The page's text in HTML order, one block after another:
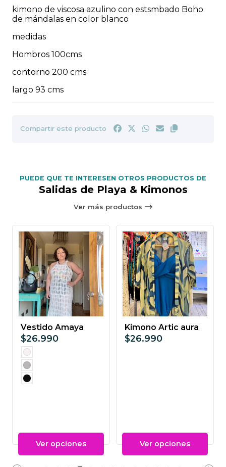
kimono de viscosa azulino con estsmbado Boho
de mándalas en color blanco
medidas
Hombros 100cms
contorno 200 cms
largo 93 cms
Compartir este producto
PUEDE QUE TE INTERESEN OTROS PRODUCTOS DE
Salidas de Playa & Kimonos
Ver más productos
Vestido Amaya
$26.990
Ver opciones
Kimono Artic aura
$26.990
Ver opciones